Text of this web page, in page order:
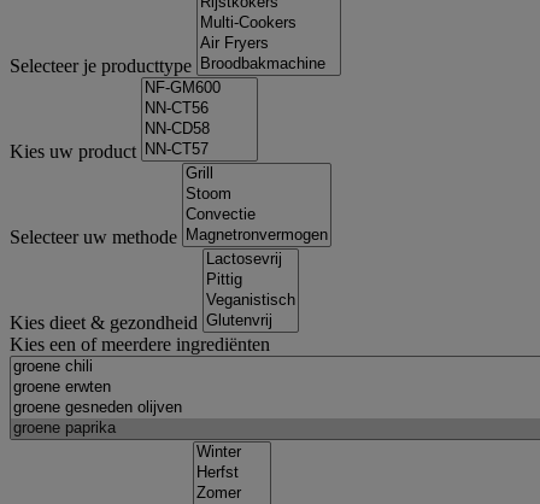
Selecteer je producttype
Kies uw product
Selecteer uw methode
Kies dieet & gezondheid
Kies een of meerdere ingrediënten